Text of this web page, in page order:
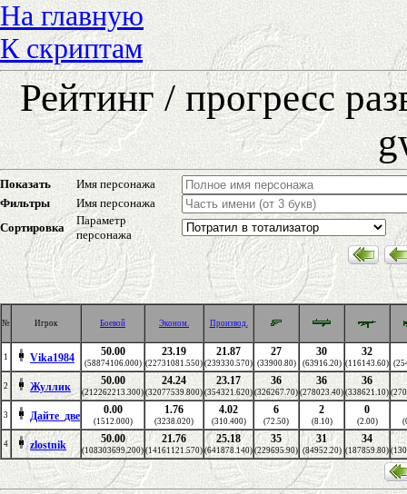
На главную
К скриптам
Рейтинг / прогресс
Показать
Имя персонажа
Фильтры
Имя персонажа
Сортировка
Параметр
персонажа
№ Игрок Боевой Эконом. Производ.
1 Vika1984 50.00
(58874106.000)
23.19
(22731081.550)
21.87
(239330.570)
27
(33900.80)
30
(63916.20)
32
(116143.60)
2 Жуллик 50.00
(212262213.300)
24.24
(32077539.800)
23.17
(354321.620)
36
(326267.70)
36
(278023.40)
36
(338621.10)
3 Дайте_две 0.00
(1512.000)
1.76
(3238.020)
4.02
(310.400)
6
(72.50)
2
(8.10)
0
(2.00)
4 zlostnik 50.00
(108303699.200)
21.76
(14161121.570)
25.18
(641878.140)
35
(229695.90)
31
(84952.20)
34
(187859.80)